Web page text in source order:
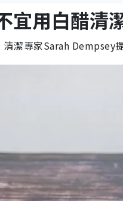
妙法︱10. 洗白鞋
潔妙法︱11. 清潔玻璃
妙法︱12. 除臭去異味
妙法︱13. 去除水龍頭和
妙法︱19. 清潔磁磚
妙法︱20. 清潔咖啡機
潔妙法︱21. 去除焦糊殘跡
妙法︱22. 清潔微波爐
宜用白醋清
潔專家Sarah Dempsey